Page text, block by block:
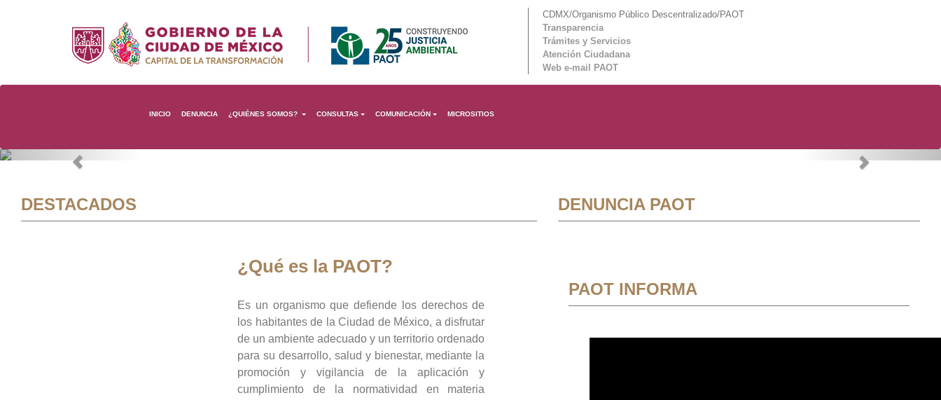
CDMX/Organismo Público Descentralizado/PAOT
Transparencia
Trámites y Servicios
Atención Ciudadana
Web e-mail PAOT
INICIO DENUNCIA ¿QUIÉNES SOMOS? CONSULTAS COMUNICACIÓN MICROSITIOS
Previous Next
DESTACADOS
¿Qué es la PAOT?
Es un organismo que defiende los derechos de
los habitantes de la Ciudad de México, a disfrutar
de un ambiente adecuado y un territorio ordenado
para su desarrollo, salud y bienestar, mediante la
promoción y vigilancia de la aplicación y
cumplimiento de la normatividad en materia
DENUNCIA PAOT
PAOT INFORMA